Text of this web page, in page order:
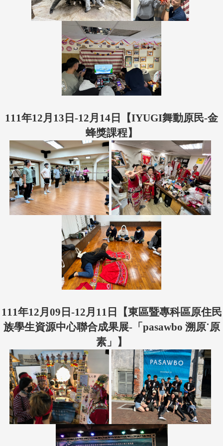
111年12月13日-12月14日【IYUGI舞動原民-金
蜂獎課程】
111年12月09日-12月11日【東區暨專科區原住民
族學生資源中心聯合成果展-「pasawbo 溯原˙原
素」 】